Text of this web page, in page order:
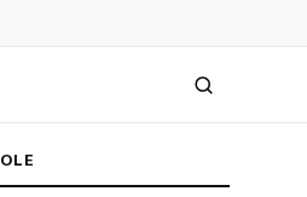
Caută